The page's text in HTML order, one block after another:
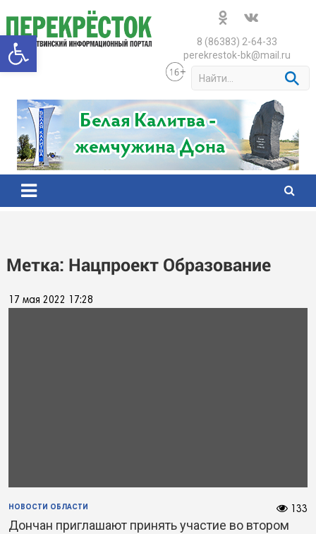
to
content
8 (86383) 2-64-33
perekrestok-bk@mail.ru
a
r
c
h
Метка: Нацпроект Образование
17 мая 2022 17:28
НОВОСТИ ОБЛАСТИ 133
Дончан приглашают принять участие во втором
Открыть панель